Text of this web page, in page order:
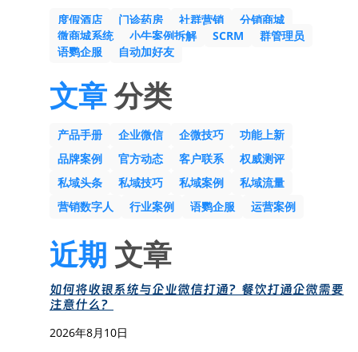
度假酒店 门诊药房 社群营销
分销商城
微商城系统
小牛案例拆解 SCRM
群管理员
语鹦企服
自动加好友
文章分类
产品手册 企业微信 企微技巧
功能上新
品牌案例
官方动态 客户联系
权威测评
私域头条
私域技巧 私域案例
私域流量
营销数字人
行业案例 语鹦企服 运营案例
近期 文章
如何将收银系统与企业微信打通？餐饮打通企微需要
注意什么？
2026年8月10日